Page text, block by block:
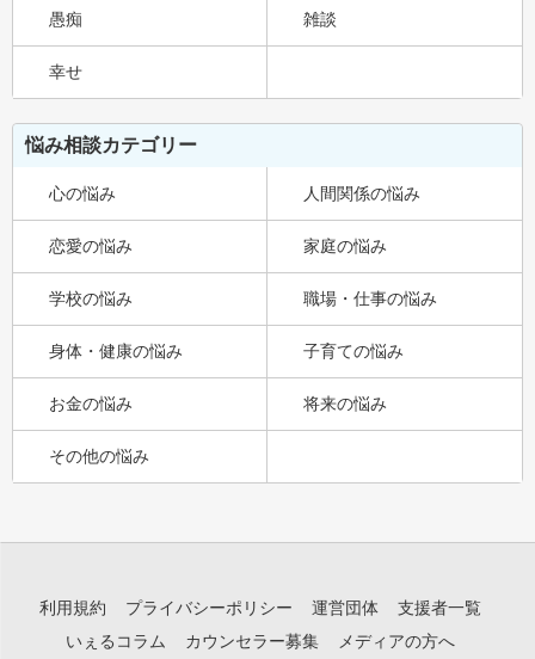
愚痴 雑談
幸せ
悩み相談カテゴリー
心の悩み 人間関係の悩み
恋愛の悩み 家庭の悩み
学校の悩み 職場・仕事の悩み
身体・健康の悩み 子育ての悩み
お金の悩み 将来の悩み
その他の悩み
利用規約 プライバシーポリシー 運営団体
支援者一覧
いぇるコラム
カウンセラー募集 メディアの方へ